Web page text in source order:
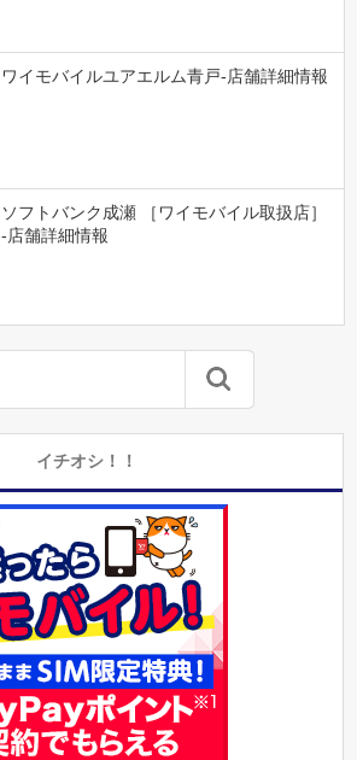
ワイモバイルユアエルム青戸-店舗詳細情報
ソフトバンク成瀬 ［ワイモバイル取扱店］
-店舗詳細情報
イチオシ！！